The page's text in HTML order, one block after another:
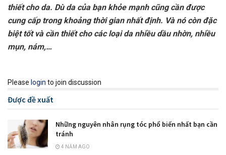
thiết cho da. Dù da của bạn khỏe mạnh cũng cần được
cung cấp trong khoảng thời gian nhất định. Và nó còn đặc
biệt tốt và cần thiết cho các loại da nhiều dầu nhờn, nhiều
mụn, nám,…
Please login to join discussion
Được đề xuất
Những nguyên nhân rụng tóc phổ biến nhất bạn cần
tránh
4 NĂM AGO